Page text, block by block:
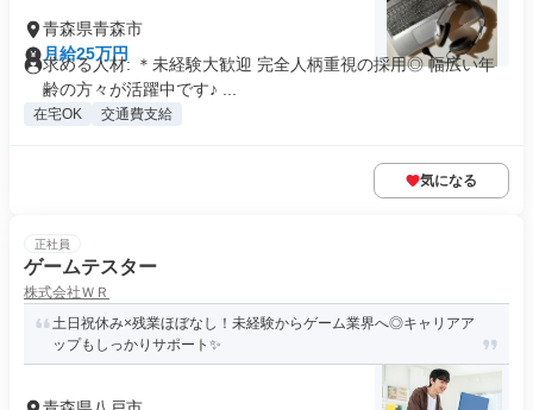
青森県青森市
月給25万円
求める人材: ＊未経験大歓迎 完全人柄重視の採用◎ 幅広い年
齢の方々が活躍中です♪ ...
在宅OK 交通費支給
気になる
正社員
ゲームテスター
株式会社ＷＲ
土日祝休み×残業ほぼなし！未経験からゲーム業界へ◎キャリアア
ップもしっかりサポート✨